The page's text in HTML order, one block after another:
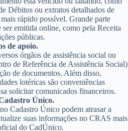
Débitos ou extratos detalhados de
rápido possível. Grande parte
ser emitida online, como pela Receita
públicas.
de apoio.
órgãos de assistência social ou
de Referência de Assistência Social)
de documentos. Além disso,
lotéricas são conveniências
solicitar comunicados financeiros.
Único.
Cadastro Único podem atrasar a
suas informações no CRAS mais
do CadÚnico.